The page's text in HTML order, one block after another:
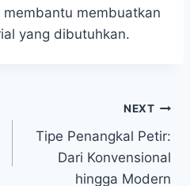
membuatkan
yang dibutuhkan.
NEXT
Tipe Penangkal Petir:
Dari Konvensional
hingga Modern